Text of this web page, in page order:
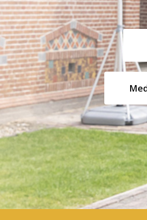
Hit enter to search or ESC